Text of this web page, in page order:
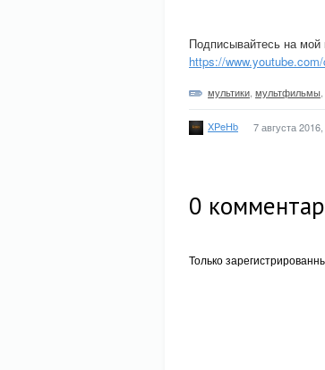
Подписывайтесь на мой
https://
мультики мультфильмы
XPeHb 7 августа
0
Только